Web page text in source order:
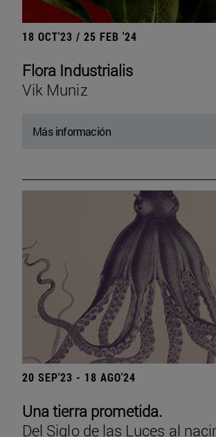
18 OCT'23 / 25 FEB '24
Flora Industrialis
Vik Muniz
Más información
20 SEP'23 - 18 AGO'24
Una tierra prometida.
Del Siglo de las Luces al